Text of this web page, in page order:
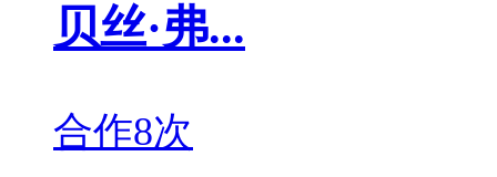
贝丝·弗...
合作8次